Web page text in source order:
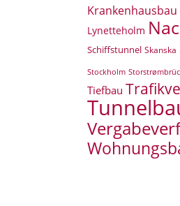
Krankenhausbau
Lynetteholm
Schiffstunnel Skanska
Stockholm
Tiefbau